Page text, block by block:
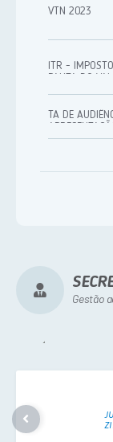
Leilão -
Pregão
Chamada
Menor Preço
Leilão -
VTN 2023
ITR -
PAUTA DO
TA DE
DO PROJETO
Gestão